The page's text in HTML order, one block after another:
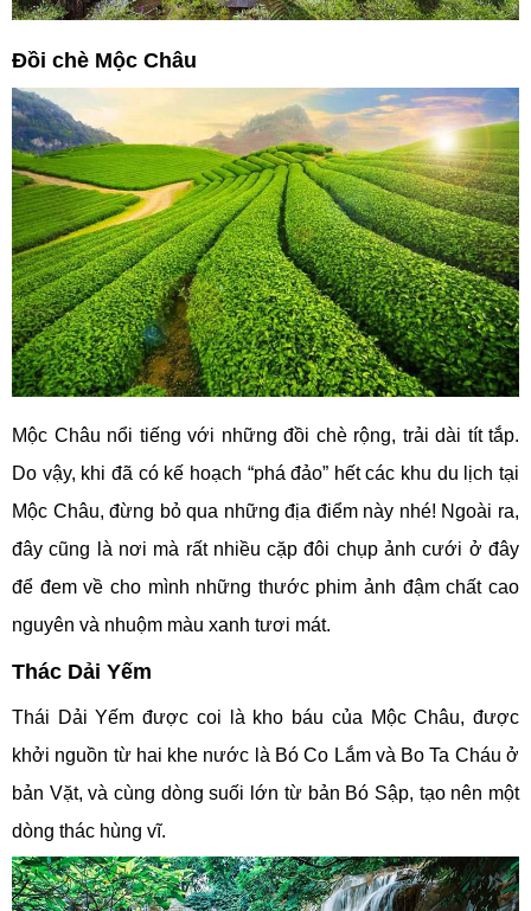
Đồi chè Mộc Châu
Mộc Châu nổi tiếng với những đồi chè rộng, trải dài tít tắp.
Do vậy, khi đã có kế hoạch “phá đảo” hết các khu du lịch tại
Mộc Châu, đừng bỏ qua những địa điểm này nhé! Ngoài ra,
đây cũng là nơi mà rất nhiều cặp đôi chụp ảnh cưới ở đây
để đem về cho mình những thước phim ảnh đậm chất cao
nguyên và nhuộm màu xanh tươi mát.
Thác Dải Yếm
Thái Dải Yếm được coi là kho báu của Mộc Châu, được
khởi nguồn từ hai khe nước là Bó Co Lắm và Bo Ta Cháu ở
bản Vặt, và cùng dòng suối lớn từ bản Bó Sập, tạo nên một
dòng thác hùng vĩ.